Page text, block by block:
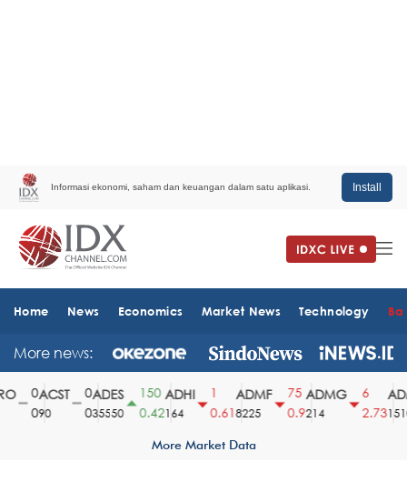
Informasi ekonomi, saham dan keuangan dalam satu aplikasi. Install
Home News Economics Market News Technology
More news:
ACST
90
ADES
35550
150
0.42
ADHI
164
0.61
ADMF
8225
75
0.9
ADMG
214
2.731510
More Market Data